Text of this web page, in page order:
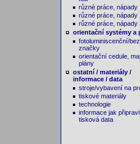
různé práce, nápady
různé práce, nápady
různé práce, nápady
orientační systémy a
fotoluminiscenční/
značky
orientační cedule,
plány
ostatní / materiály /
informace / data
stroje/vybavení na
tiskové materiály
technologie
informace jak
tisková data